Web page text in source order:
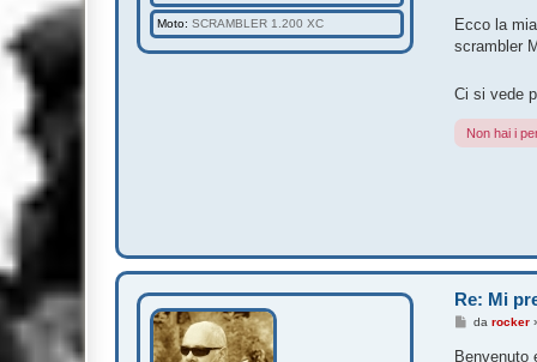
Moto: SCRAMBLER 1.200 XC
Ecco la
scrambler
Ci si vede
Non hai i
Re: Mi
Mdarocker
Benvenuto